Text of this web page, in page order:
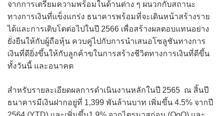
จากการเตรียมความพร้อมในด้านต่าง ๆ ผนวกกับสถานะ
ทางการเงินที่แข็งแกร่ง ธนาคารพร้อมที่จะเดินหน้าสร้างราย
ได้และการเติบโตต่อไปในปี 2566 เพื่อสร้างผลตอบแทนอย่าง
ยั่งยืนให้กับผู้ถือหุ้น ควบคู่ไปกับการนำเสนอโซลูชันทางการ
เงินที่ดียิ่งขึ้นให้กับลูกค้าขในการสร้างชีวิตทางการเงินที่ดีขึ้น
ทั้งวันนี้ และอนาคต
สำหรับรายละเอียดผลการดำเนินงานหลักในปี 2565 ณ สิ้นปี
ธนาคารมีเงินฝากอยู่ที่ 1,399 พันล้านบาท เพิ่มขึ้น 4.5% จากปี